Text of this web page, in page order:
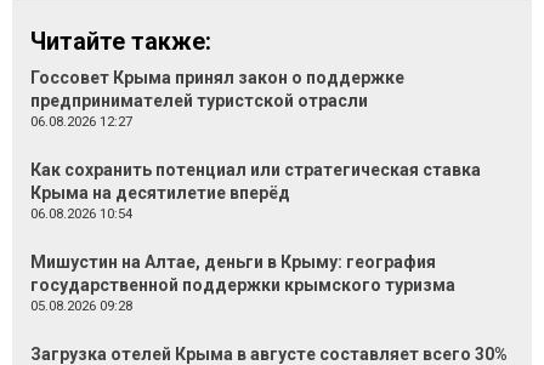
Читайте также:
Госсовет Крыма принял закон о поддержке
предпринимателей туристской отрасли
06.08.2026 12:27
Как сохранить потенциал или стратегическая ставка
Крыма на десятилетие вперёд
06.08.2026 10:54
Мишустин на Алтае, деньги в Крыму: география
государственной поддержки крымского туризма
05.08.2026 09:28
Загрузка отелей Крыма в августе составляет всего 30%